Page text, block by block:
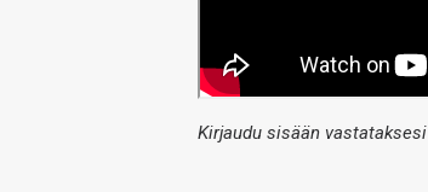
Kirjaudu sisään vastataksesi